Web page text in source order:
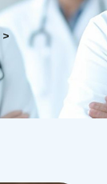
>